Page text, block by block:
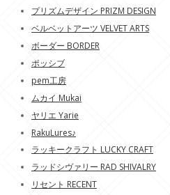
プリズムデザイン PRIZM DESIGN
ベルベットアーツ VELVET ARTS
ボーダー BORDER
ポッシブ
pem工房
ムカイ Mukai
ヤリエ Yarie
RakuLures♪
ラッキークラフト LUCKY CRAFT
ラッドシヴァリー RAD SHIVALRY
リセント RECENT